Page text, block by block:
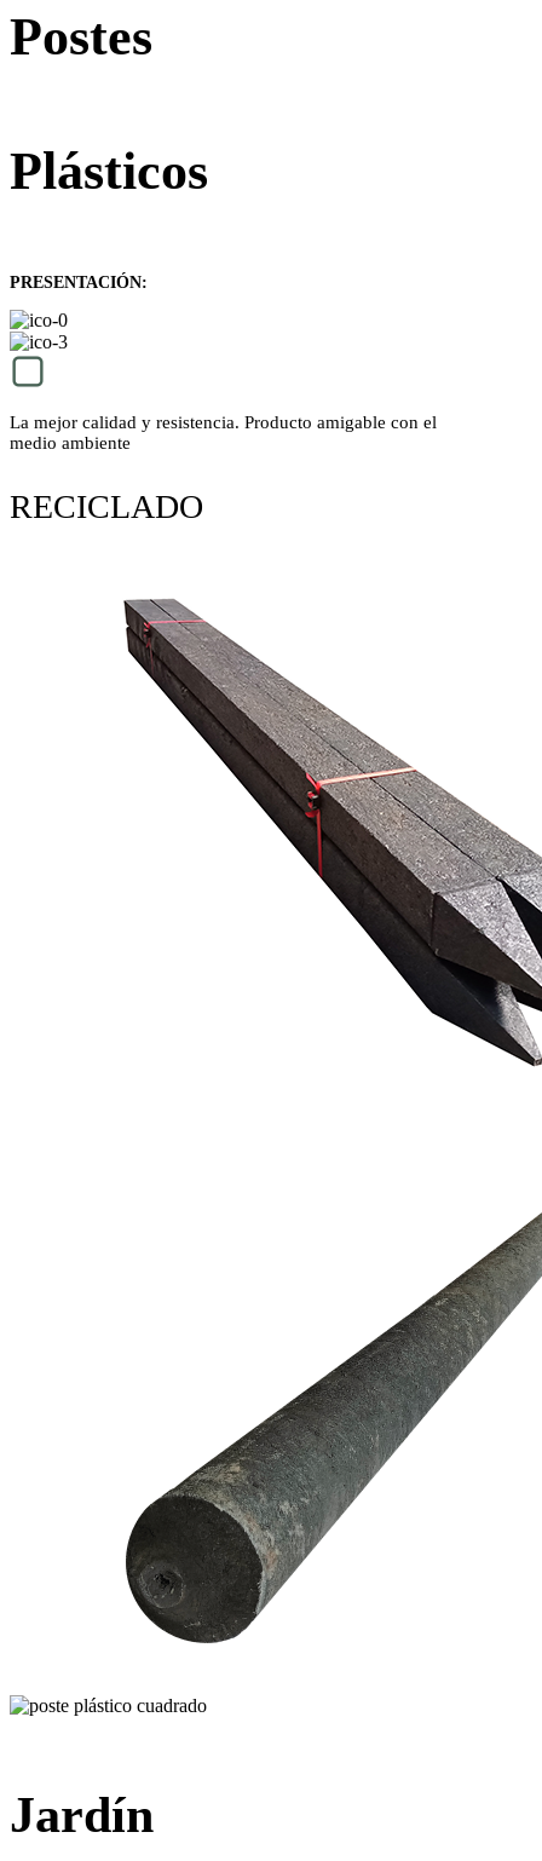
Postes
Plásticos
PRESENTACIÓN:
La mejor calidad y resistencia. Producto amigable con el
medio ambiente
RECICLADO
Jardín